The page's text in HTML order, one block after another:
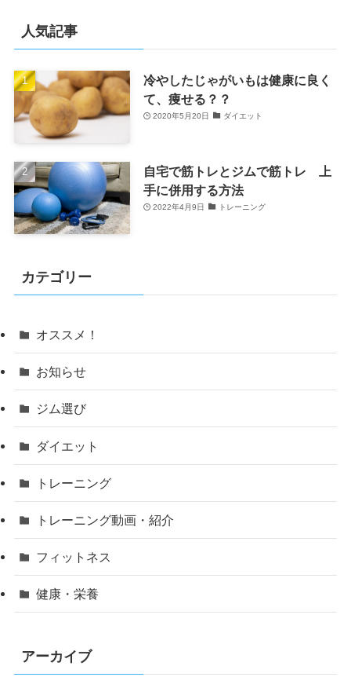
人気記事
冷やしたじゃがいもは健康に良く
て、痩せる？？
2020年5月20日 ダイエット
自宅で筋トレとジムで筋トレ 上
手に併用する方法
2022年4月9日 トレーニング
カテゴリー
オススメ！
お知らせ
ジム選び
ダイエット
トレーニング
トレーニング動画・紹介
フィットネス
健康・栄養
アーカイブ